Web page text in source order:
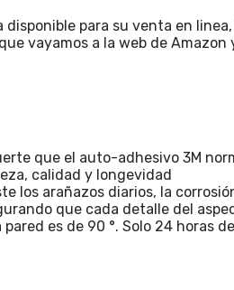
para su venta en
vayamos a la web de Amazon
fuerte que el auto-adhesivo 3M
calidad y longevidad
los arañazos diarios, la
que cada detalle del
es de 90 °. Solo 24